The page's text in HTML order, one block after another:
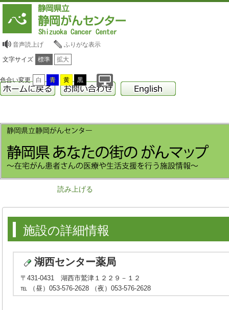
音声読上げ ふりがな表示
文字サイズ 標準 拡大
色合い変更 白 青 黄 黒
読み上げる
施設の詳細情報
湖西センター薬局
〒431-0431 湖西市鷲津１２２９－１２
℡ （昼）053-576-2628 （夜）053-576-2628